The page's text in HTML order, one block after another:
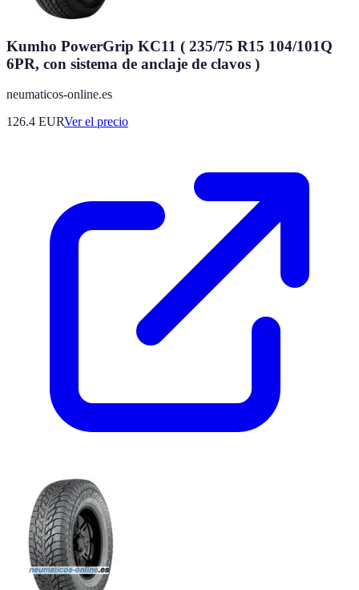
Kumho PowerGrip KC11 ( 235/75 R15 104/101Q
6PR, con sistema de anclaje de clavos )
neumaticos-online.es
126.4 EURVer el precio